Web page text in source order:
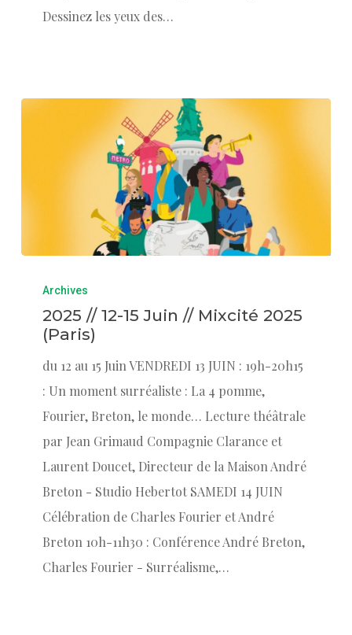
Dessinez les yeux des…
Archives
2025 // 12-15 Juin // Mixcité 2025
(Paris)
du 12 au 15 Juin VENDREDI 13 JUIN : 19h-20h15
: Un moment surréaliste : La 4 pomme,
Fourier, Breton, le monde… Lecture théâtrale
par Jean Grimaud Compagnie Clarance et
Laurent Doucet, Directeur de la Maison André
Breton - Studio Hebertot SAMEDI 14 JUIN
Célébration de Charles Fourier et André
Breton 10h-11h30 : Conférence André Breton,
Charles Fourier - Surréalisme,…